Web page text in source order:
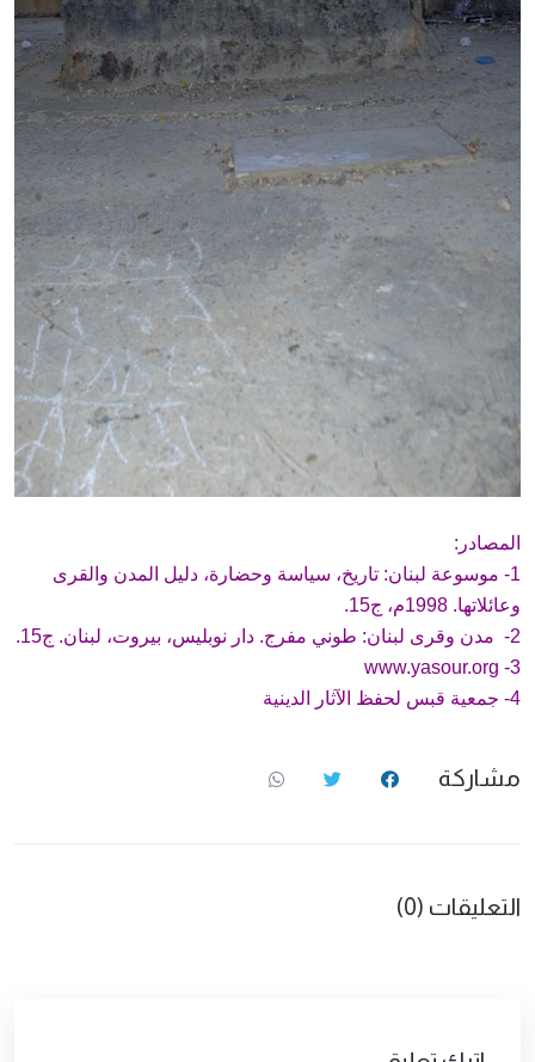
المصادر:
1- موسوعة لبنان: تاريخ، سياسة وحضارة، دليل المدن والقرى
وعائلاتها. 1998م، ج15.
2- مدن وقرى لبنان: طوني مفرج. دار نوبليس، بيروت، لبنان. ج15.
3-
www.yasour.org
4- جمعية قبس لحفظ الآثار الدينية
مشاركة
التعليقات (0)